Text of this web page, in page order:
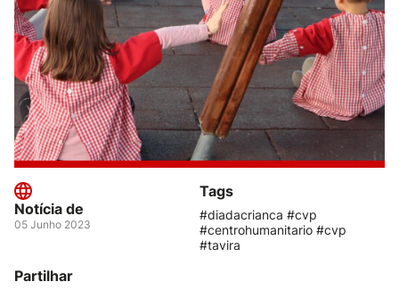
Notícia de
05 Junho 2023
Tags
#diadacrianca #cvp
#centrohumanitario #cvp
#tavira
Partilhar